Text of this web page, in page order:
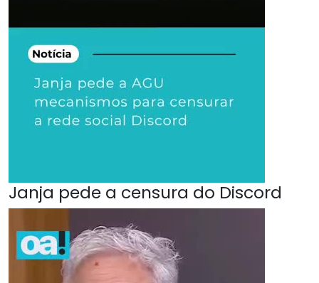
Janja pede a censura do Discord